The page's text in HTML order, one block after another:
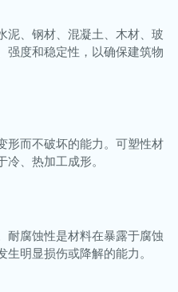
泥、钢材、混凝土、木材、玻
强度和稳定性，以确保建筑物
形而不破坏的能力。可塑性材
、热加工成形。
耐腐蚀性是材料在暴露于腐蚀
明显损伤或降解的能力。